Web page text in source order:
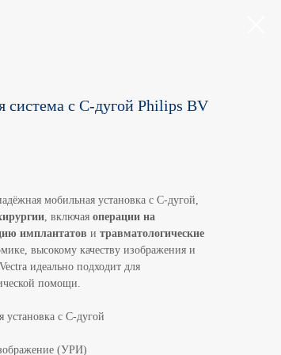
система с С-дугой Philips BV
мобильная установка с С-дугой,
, включая операции на
имплантатов и травматологические
высокому качеству изображения и
идеально подходит для
помощи.
установка с С-дугой
(УРИ)